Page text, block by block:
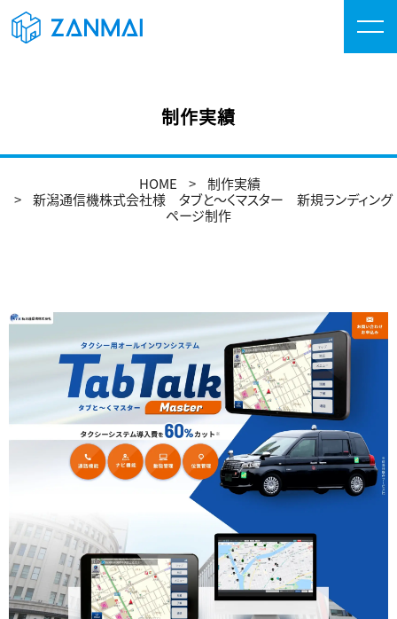
制作実績
HOME
制作実績
新潟通信機株式会社様 タブと～くマスター 新規ランディング
ページ制作